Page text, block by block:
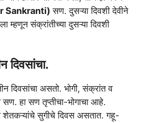
Sankranti) सण. दुसऱ्या दिवशी देवीने
म्हणून संक्रांतीच्या दुसऱ्या दिवशी
दिवसांचा.
दिवसांचा असतो. भोगी, संक्रांत व
हा सण तृप्तीचा-भोगाचा आहे.
शेतकऱ्यांचे सुगीचे दिवस असतात. गहू-